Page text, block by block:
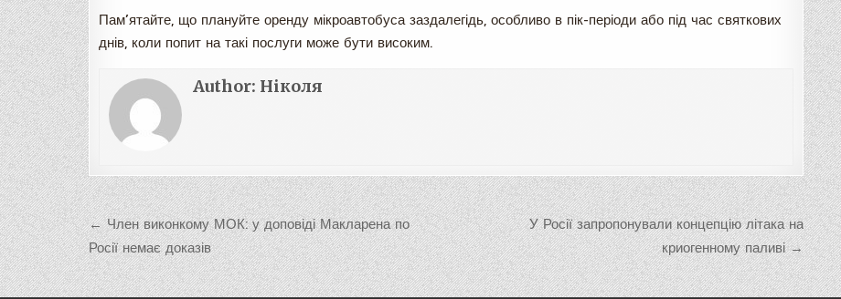
Пам’ятайте, що плануйте оренду мікроавтобуса заздалегідь, особливо в пік-періоди або під час святкових
днів, коли попит на такі послуги може бути високим.
Author: Ніколя
Навигация
по
записям
У Росії запропонували концепцію літака на
криогенному паливі →
← Член виконкому МОК: у доповіді Макларена по
Росії немає доказів